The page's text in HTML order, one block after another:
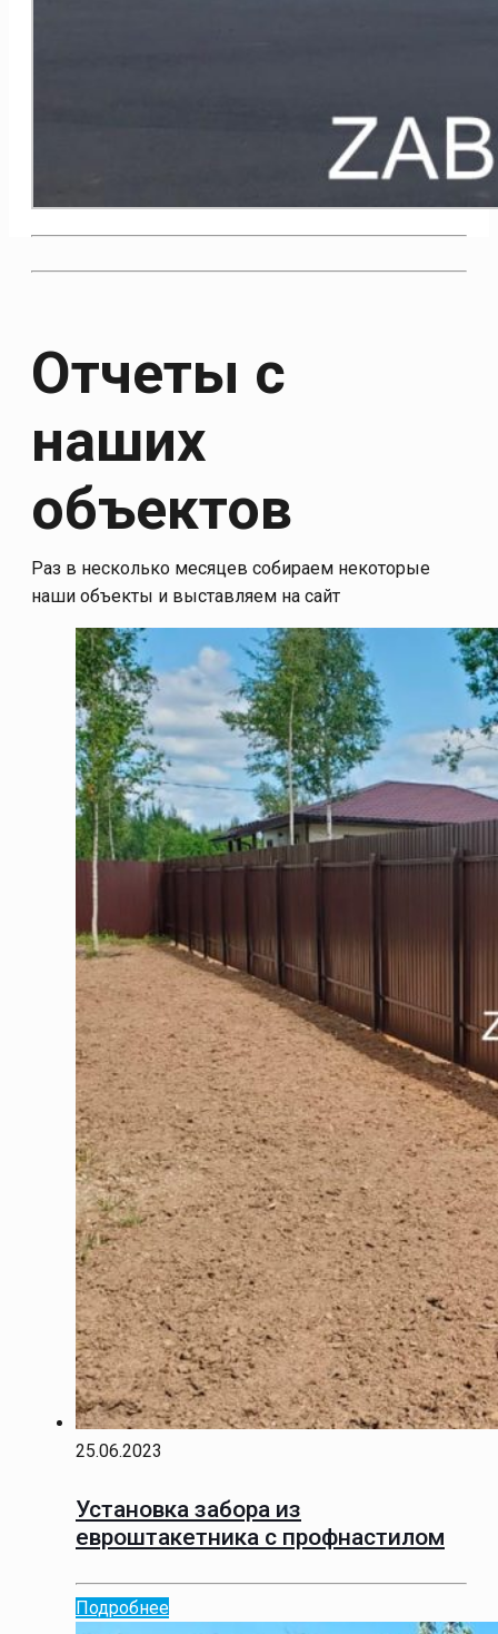
Отчеты с
наших
объектов
Раз в несколько месяцев собираем некоторые
наши объекты и выставляем на сайт
25.06.2023
Установка забора из
евроштакетника с профнастилом
Подробнее